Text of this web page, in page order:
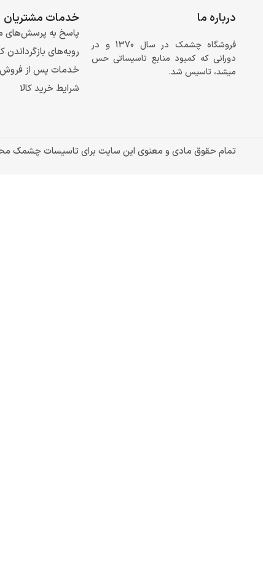
درباره ما
فروشگاه چشمک در سال 1370 و در
دورانی که کمبود منابع تاسیساتی حس
میشد، تاسیس شد.
خدمات مشتریان
پاسخ به پرسش‌های
رویه‌های بازگرداندن
خدمات پس از فروش
شرایط خرید کالا
تمام حقوق مادی و معنوی این سایت برای تاسیسات چشمک